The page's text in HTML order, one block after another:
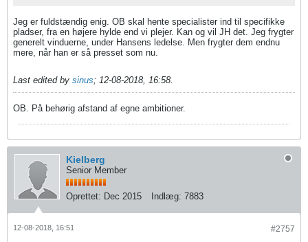
Jeg er fuldstændig enig. OB skal hente specialister ind til specifikke
pladser, fra en højere hylde end vi plejer. Kan og vil JH det. Jeg frygter
generelt vinduerne, under Hansens ledelse. Men frygter dem endnu
mere, når han er så presset som nu.
Last edited by sinus; 12-08-2018, 16:58.
OB. På behørig afstand af egne ambitioner.
Kielberg
Senior Member
Oprettet: Dec 2015 Indlæg: 7883
#2757
12-08-2018, 16:51